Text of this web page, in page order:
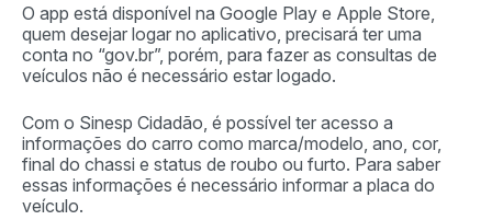
O app está disponível na Google Play e Apple Store,
quem desejar logar no aplicativo, precisará ter uma
conta no “gov.br”, porém, para fazer as consultas de
veículos não é necessário estar logado.
Com o Sinesp Cidadão, é possível ter acesso a
informações do carro como marca/modelo, ano, cor,
final do chassi e status de roubo ou furto. Para saber
essas informações é necessário informar a placa do
veículo.